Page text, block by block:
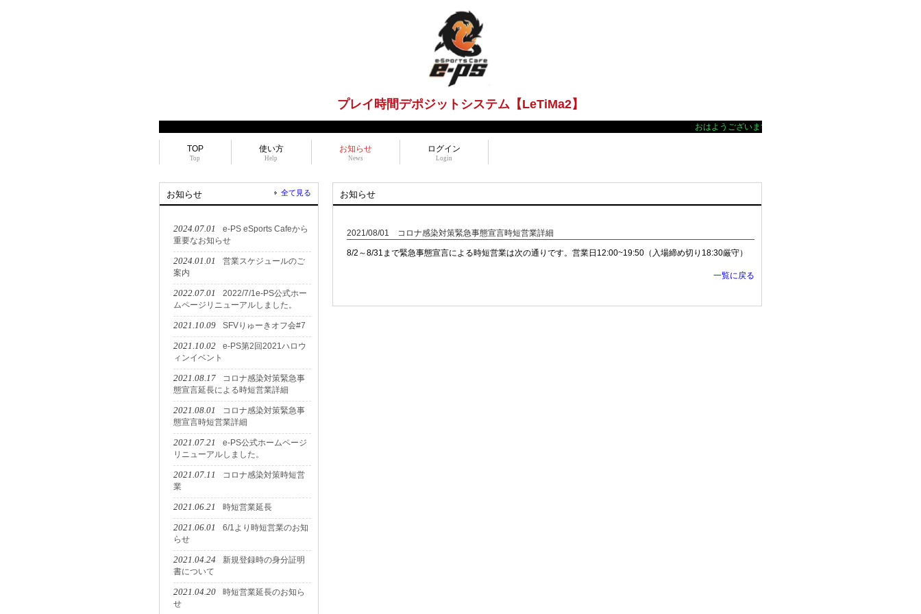
プレイ時間デポジットシステム【LeTiMa2】
おはようございます 暑くなってきましたね！店内、涼しく
TOP
Top
使い方
Help
お知らせ
News
ログイン
Login
お知らせ
2021/08/01 コロナ感染対策緊急事態宣言時短営業詳細
8/2～8/31まで緊急事態宣言による時短営業は次の通りです。営業日12:00~19:50（入場締め切り18:30厳守）
一覧に戻る
お知らせ 全て見る
2024.07.01
e-PS eSports Cafeから
重要なお知らせ
2024.01.01
営業スケジュールのご
案内
2022.07.01
2022/7/1e-PS公式ホー
ムページリニューアルしました。
2021.10.09 SFVりゅーきオフ会#7
2021.10.02
e-PS第2回2021ハロウ
ィンイベント
2021.08.17
コロナ感染対策緊急事
態宣言延長による時短営業詳細
2021.08.01
コロナ感染対策緊急事
態宣言時短営業詳細
2021.07.21
e-PS公式ホームページ
リニューアルしました。
2021.07.11
コロナ感染対策時短営
業
2021.06.21 時短営業延長
2021.06.01
6/1より時短営業のお知
らせ
2021.04.24
新規登録時の身分証明
書について
2021.04.20
時短営業延長のお知ら
せ